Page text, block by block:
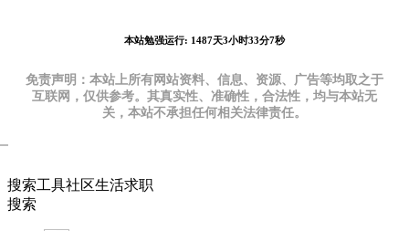
本站勉强运行: 1487天3小时33分7秒
免责声明：本站上所有网站资料、信息、资源、广告等均取之于
互联网，仅供参考。其真实性、准确性，合法性，均与本站无
关，本站不承担任何相关法律责任。
搜索工具社区生活求职
搜索